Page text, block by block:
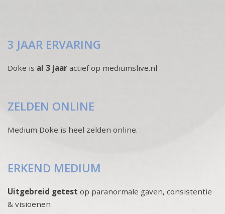
3 JAAR ERVARING
Doke is al 3 jaar actief op mediumslive.nl
ZELDEN ONLINE
Medium Doke is heel zelden online.
ERKEND MEDIUM
Uitgebreid getest op paranormale gaven, consistentie
& visioenen